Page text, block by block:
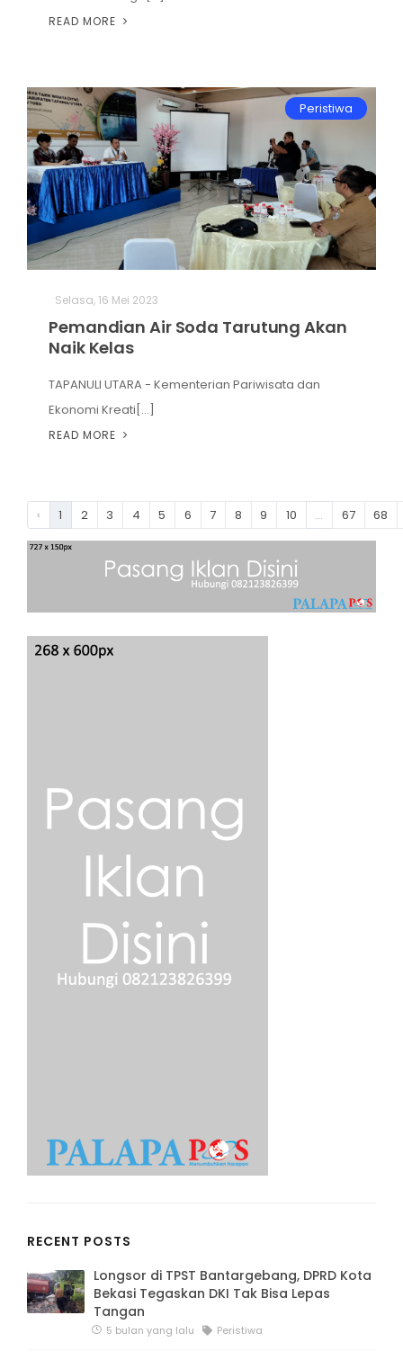
READ MORE
Peristiwa
Selasa, 16 Mei 2023
Pemandian Air Soda Tarutung Akan
Naik Kelas
TAPANULI UTARA - Kementerian Pariwisata dan
Ekonomi Kreati[...]
READ MORE
‹ 1 2 3 4 5 6 7 8 9 10 ... 67 68
RECENT POSTS
Longsor di TPST Bantargebang, DPRD Kota
Bekasi Tegaskan DKI Tak Bisa Lepas
Tangan
5 bulan yang lalu Peristiwa